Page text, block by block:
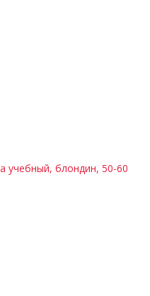
учебный, блондин, 50-60